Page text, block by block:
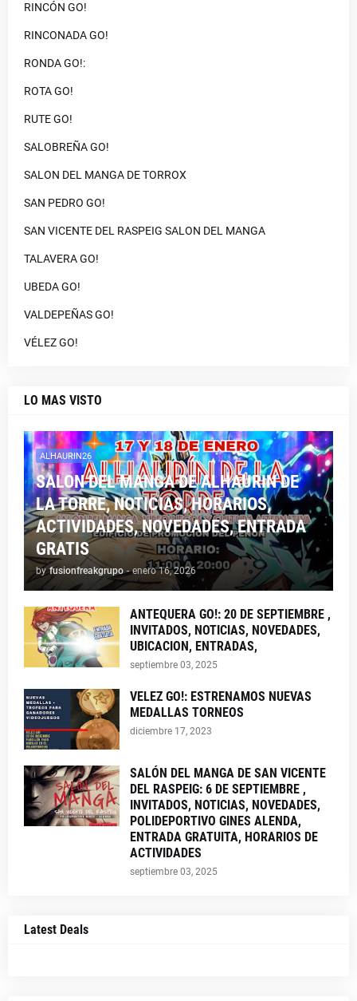
RINCÓN GO!
RINCONADA GO!
RONDA GO!:
ROTA GO!
RUTE GO!
SALOBREÑA GO!
SALON DEL MANGA DE TORROX
SAN PEDRO GO!
SAN VICENTE DEL RASPEIG SALON DEL MANGA
TALAVERA GO!
UBEDA GO!
VALDEPEÑAS GO!
VÉLEZ GO!
LO MAS VISTO
ALHAURIN26
SALON DEL MANGA DE ALHAURIN DE
LA TORRE, NOTICIAS, HORARIOS,
ACTIVIDADES, NOVEDADES, ENTRADA
GRATIS
by fusionfreakgrupo - enero 16, 2026
ANTEQUERA GO!: 20 DE SEPTIEMBRE ,
INVITADOS, NOTICIAS, NOVEDADES,
UBICACION, ENTRADAS,
septiembre 03, 2025
VELEZ GO!: ESTRENAMOS NUEVAS
MEDALLAS TORNEOS
diciembre 17, 2023
SALÓN DEL MANGA DE SAN VICENTE
DEL RASPEIG: 6 DE SEPTIEMBRE ,
INVITADOS, NOTICIAS, NOVEDADES,
POLIDEPORTIVO GINES ALENDA,
ENTRADA GRATUITA, HORARIOS DE
ACTIVIDADES
septiembre 03, 2025
Latest Deals